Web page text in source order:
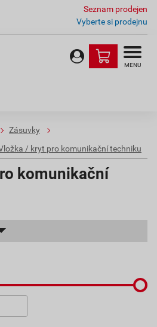
Seznam prodejen
Vyberte si prodejnu
MENU
Zásuvky
/ kryt pro komunikační techniku
komunikační